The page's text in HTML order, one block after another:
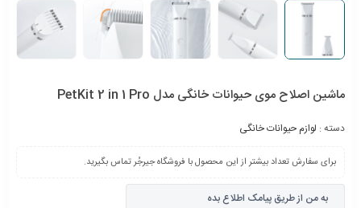
ماشین اصلاح موی حیوانات خانگی مدل PetKit 2 in 1 Pro
دسته : لوازم حیوانات خانگی
برای سفارش تعداد بیشتر از این محصول با فروشگاه جیرجُر تماس بگیرید.
به من از طریق پیامک اطلاع بده